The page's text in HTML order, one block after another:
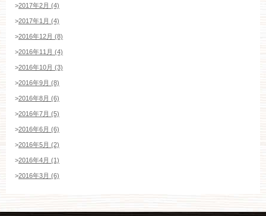
>2017年2月 (4)
>2017年1月 (4)
>2016年12月 (8)
>2016年11月 (4)
>2016年10月 (3)
>2016年9月 (8)
>2016年8月 (6)
>2016年7月 (5)
>2016年6月 (6)
>2016年5月 (2)
>2016年4月 (1)
>2016年3月 (6)